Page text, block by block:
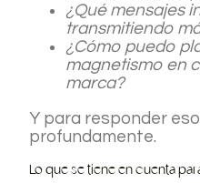
¿Qué mensajes
transmitiendo
¿Cómo puedo
magnetismo en
marca?
Y para responder
profundamente.
Lo que se tiene en cuenta